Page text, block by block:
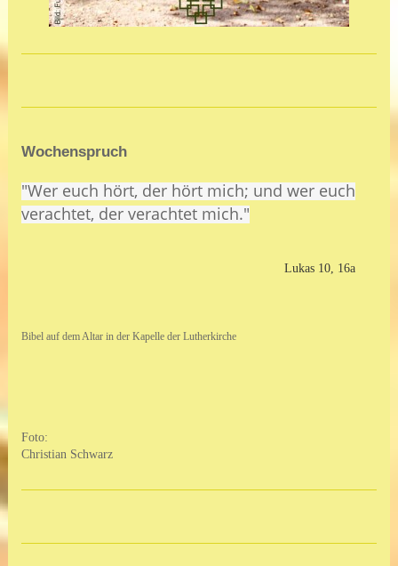
Wochenspruch
"Wer euch hört, der hört mich; und wer euch
verachtet, der verachtet mich."
Lukas 10, 16a
Bibel auf dem Altar in der Kapelle der Lutherkirche
Foto:
Christian Schwarz